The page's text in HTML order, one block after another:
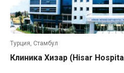
Турция, Стамбул
Клиника Хизар (Hisar